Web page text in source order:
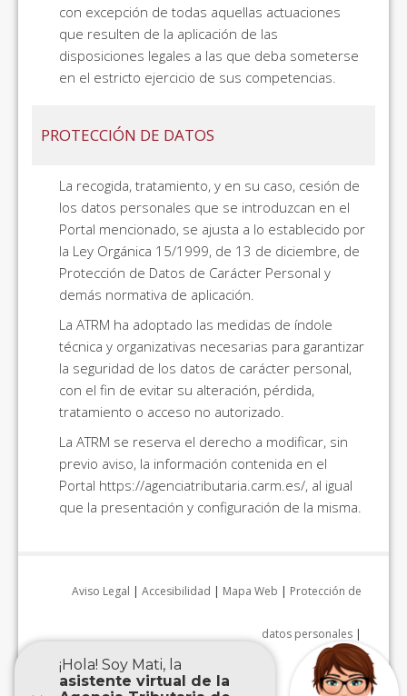
con excepción de todas aquellas actuaciones
que resulten de la aplicación de las
disposiciones legales a las que deba someterse
en el estricto ejercicio de sus competencias.
PROTECCIÓN DE DATOS
La recogida, tratamiento, y en su caso, cesión de
los datos personales que se introduzcan en el
Portal mencionado, se ajusta a lo establecido por
la Ley Orgánica 15/1999, de 13 de diciembre, de
Protección de Datos de Carácter Personal y
demás normativa de aplicación.
La ATRM ha adoptado las medidas de índole
técnica y organizativas necesarias para garantizar
la seguridad de los datos de carácter personal,
con el fin de evitar su alteración, pérdida,
tratamiento o acceso no autorizado.
La ATRM se reserva el derecho a modificar, sin
previo aviso, la información contenida en el
Portal https://agenciatributaria.carm.es/, al igual
que la presentación y configuración de la misma.
Aviso Legal | Accesibilidad | Mapa Web | Protección de
datos personales |